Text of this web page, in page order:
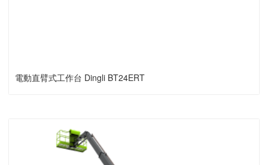
電動直臂式工作台 Dingli BT24ERT